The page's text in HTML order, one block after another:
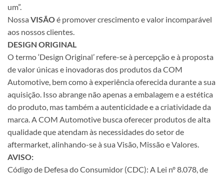
um”.
Nossa VISÃOé promover crescimento e valor incomparável
aos nossos clientes.
DESIGN ORIGINAL
O termo ‘Design Original’ refere-se à percepção e à proposta
de valor únicas e inovadoras dos produtos da COM
Automotive, bem como à experiência oferecida durante a sua
aquisição. Isso abrange não apenas a embalagem e a estética
do produto, mas também a autenticidade e a criatividade da
marca. A COM Automotive busca oferecer produtos de alta
qualidade que atendam às necessidades do setor de
aftermarket, alinhando-se à sua Visão, Missão e Valores.
AVISO:
Código de Defesa do Consumidor (CDC): A Lei nº 8.078, de